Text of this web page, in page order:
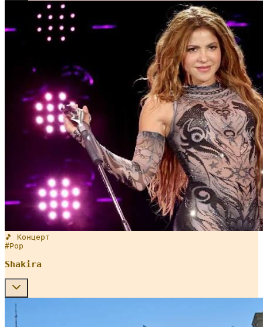
🎵 Концерт
#Pop
Shakira